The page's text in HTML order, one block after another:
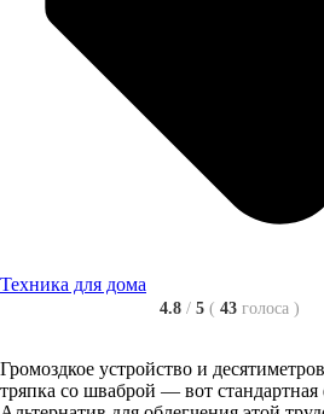
Техника для дома
4.8 / 5 ( 43 голоса )
Громоздкое устройство и
тряпка со шваброй — вот